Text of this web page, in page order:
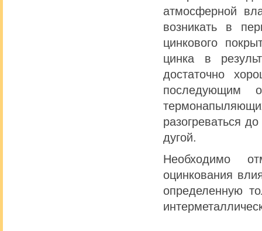
атмосферной
возникать в
цинкового
цинка в
достаточно
последующим
разогреваться
дугой.
Необходимо
оцинкования
определенную